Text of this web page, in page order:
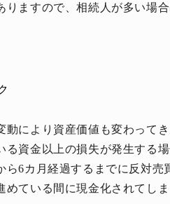
りますので、相続人が多い場
により資産価値も変わって
資金以上の損失が発生する
6カ月経過するまでに反対売
ている間に現金化されてし